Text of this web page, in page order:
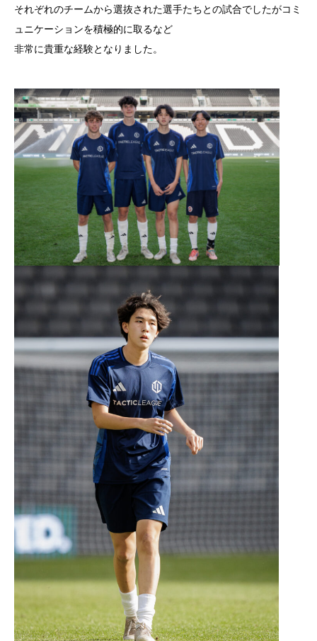
それぞれのチームから選抜された選手たちとの試合でしたがコミ
ュニケーションを積極的に取るなど
非常に貴重な経験となりました。